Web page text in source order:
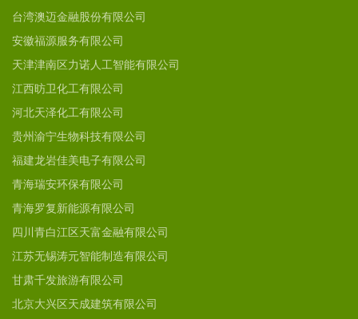
台湾澳迈金融股份有限公司
安徽福源服务有限公司
天津津南区力诺人工智能有限公司
江西昉卫化工有限公司
河北天泽化工有限公司
贵州渝宁生物科技有限公司
福建龙岩佳美电子有限公司
青海瑞安环保有限公司
青海罗复新能源有限公司
四川青白江区天富金融有限公司
江苏无锡涛元智能制造有限公司
甘肃千发旅游有限公司
北京大兴区天成建筑有限公司